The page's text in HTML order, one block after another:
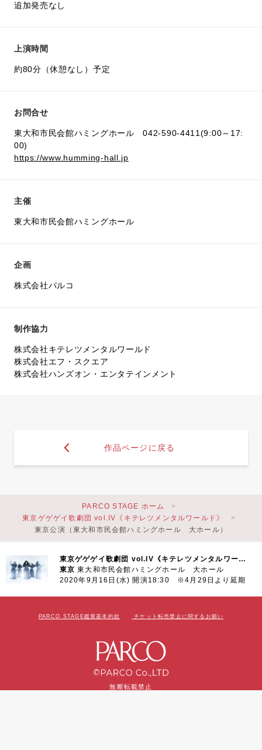
追加発売なし
上演時間
約80分（休憩なし）予定
お問合せ
東大和市民会館ハミングホール 042-590-4411(9:00～17:
00)
https://www.humming-hall.jp
主催
東大和市民会館ハミングホール
企画
株式会社パルコ
制作協力
株式会社キテレツメンタルワールド
株式会社エフ・スクエア
株式会社ハンズオン・エンタテインメント
作品ページに戻る
東京ゲゲゲイ歌劇団 vol.IV《キテレツメンタルワールド》
東京東大和市民会館ハミングホール 大ホール
2020年9月16日(水) 開演18:30 ※4月29日より延期
PARCO STAGE ホーム
東京ゲゲゲイ歌劇団 vol.IV《キテレツメンタルワールド》
東京公演（東大和市民会館ハミングホール 大ホール）
PARCO STAGE鑑賞基本約款 チケット転売禁止に関するお願い
無断転載禁止